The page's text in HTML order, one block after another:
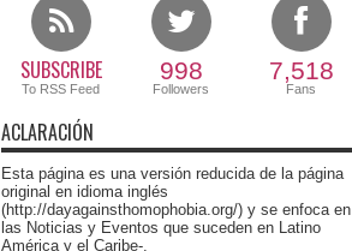
SUBSCRIBE
To RSS Feed
998
Followers
7,518
Fans
ACLARACIÓN
Esta página es una versión reducida de la página
original en idioma inglés
(http://dayagainsthomophobia.org/) y se enfoca en
las Noticias y Eventos que suceden en Latino
América y el Caribe-.